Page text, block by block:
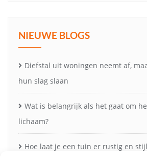
NIEUWE BLOGS
Diefstal uit woningen neemt af,
hun slag slaan
Wat is belangrijk als het gaat om
lichaam?
Hoe laat je een tuin er rustig en